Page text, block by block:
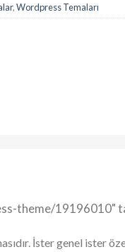
,Wordpress Temaları
theme/19196010"
İster genel ister